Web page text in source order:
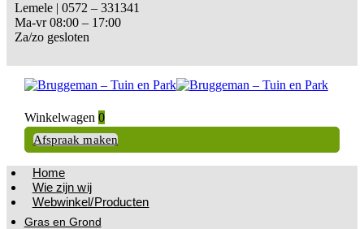
Lemele | 0572 – 331341
Ma-vr 08:00 – 17:00
Za/zo gesloten
Winkelwagen 0
Afspraak maken
Home
Wie zijn wij
Webwinkel/Producten
Gras en Grond